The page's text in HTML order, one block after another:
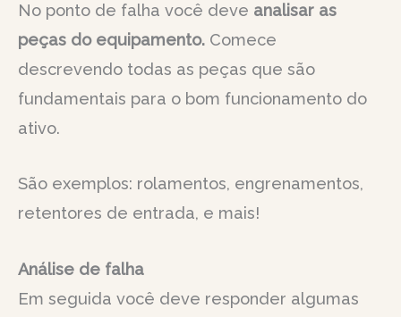
No ponto de falha você deve analisar as
peças do equipamento. Comece
descrevendo todas as peças que são
fundamentais para o bom funcionamento do
ativo.
São exemplos: rolamentos, engrenamentos,
retentores de entrada, e mais!
Análise de falha
Em seguida você deve responder algumas